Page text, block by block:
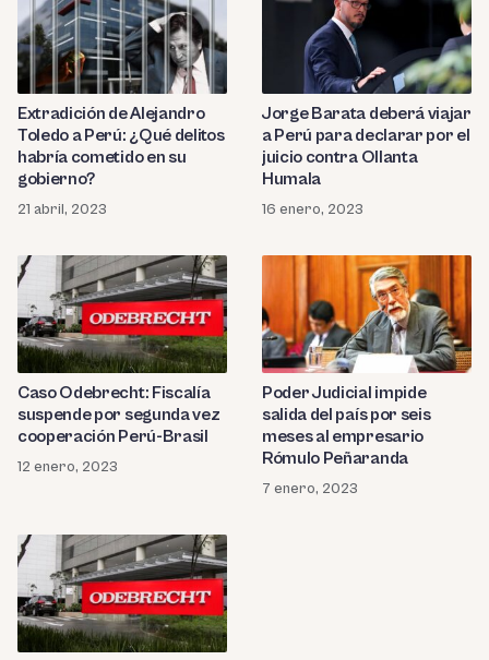
Extradición de Alejandro
Toledo a Perú: ¿Qué delitos
habría cometido en su
gobierno?
21 abril, 2023
Jorge Barata deberá viajar
a Perú para declarar por el
juicio contra Ollanta
Humala
16 enero, 2023
Caso Odebrecht: Fiscalía
suspende por segunda vez
cooperación Perú-Brasil
12 enero, 2023
Poder Judicial impide
salida del país por seis
meses al empresario
Rómulo Peñaranda
7 enero, 2023